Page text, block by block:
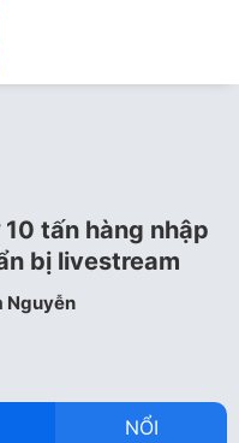
tấn hàng nhập
bị livestream
Nguyễn
NỔI